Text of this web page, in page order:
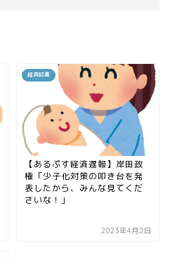
経済記事
【あるぷす経済遅報】岸田政
権「少子化対策の叩き台を発
表したから、みんな見てくだ
さいな！」
2023年4月2日